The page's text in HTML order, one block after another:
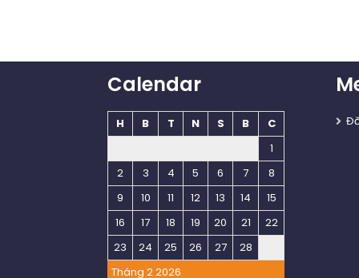
Calendar
Tháng 2 2026
H B T N S B
C
1
2
3 4 5 6 7
8
9
10 11 12 13 14
15
16
17 18 19 20 21
22
23
24 25 26 27 28